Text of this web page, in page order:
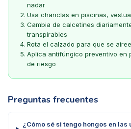
nadar
Usa chanclas en piscinas,
Cambia de calcetines
transpirables
Rota el calzado para que se
Aplica antifúngico preventivo en
de riesgo
Preguntas frecuentes
¿Cómo sé si tengo hongos en las